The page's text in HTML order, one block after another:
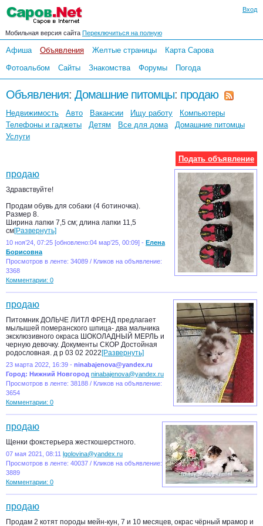
Вход
Мобильная версия сайта Переключиться на полную
Афиша Объявления Желтые страницы
Карта Сарова
Фотоальбом
Сайты Знакомства Форумы Погода
Объявления: Домашние питомцы: продаю
Недвижимость Авто Вакансии Ищу работу
Компьютеры
Телефоны и гаджеты
Детям Все для дома
Домашние питомцы
Услуги
Подать объявление
продаю
Здравствуйте!
Продам обувь для собаки (4 ботиночка).
Размер 8.
Ширина лапки 7,5 см; длина лапки 11,5
см[Развернуть]
10 ноя’24, 07:25 [обновлено:04 мар’25, 00:09] - Елена
Борисовна
Просмотров в ленте: 34089 / Кликов на объявление:
3368
Комментарии: 0
продаю
Питомник ДОЛЬЧЕ ЛИТЛ ФРЕНД предлагает
мылышей померанского шпица- два мальчика
эксклюзивного окраса ШОКОЛАДНЫЙ МЕРЛЬ и
черную девочку. Документы СКОР Достойная
родословная. д р 03 02 2022[Развернуть]
23 марта 2022, 16:39 - ninabajenova@yandex.ru
Город: Нижний Новгород ninabajenova@yandex.ru
Просмотров в ленте: 38188 / Кликов на объявление:
3654
Комментарии: 0
продаю
Щенки фокстерьера жесткошерстного.
07 мая 2021, 08:11 lgolovina@yandex.ru
Просмотров в ленте: 40037 / Кликов на объявление:
3889
Комментарии: 0
продаю
Продам 2 котят породы мейн-кун, 7 и 10 месяцев, окрас чёрный мрамор и